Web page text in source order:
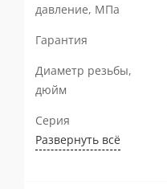
давление, МПа
Гарантия
Диаметр резьбы,
дюйм
Серия
Развернуть всё